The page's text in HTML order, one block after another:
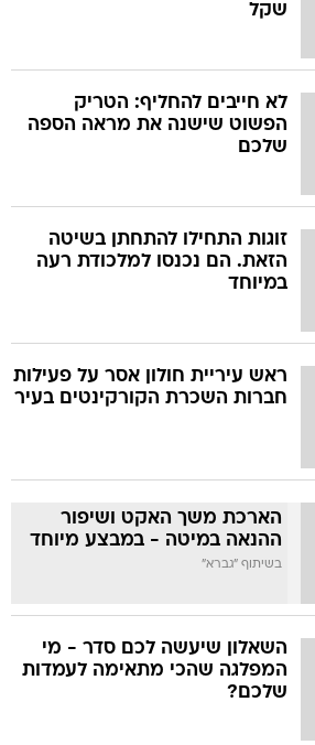
שקל
לא חייבים להחליף: הטריק
הפשוט שישנה את מראה הספה
שלכם
זוגות התחילו להתחתן בשיטה
הזאת. הם נכנסו למלכודת רעה
במיוחד
ראש עיריית חולון אסר על פעילות
חברות השכרת הקורקינטים בעיר
הארכת משך האקט ושיפור
ההנאה במיטה - במבצע מיוחד
בשיתוף "גברא"
השאלון שיעשה לכם סדר - מי
המפלגה שהכי מתאימה לעמדות
שלכם?